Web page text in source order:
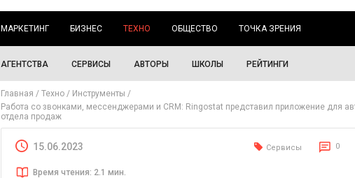
МАРКЕТИНГ БИЗНЕС ТЕХНО ОБЩЕСТВО ТОЧКА ЗРЕНИЯ
АГЕНТСТВА СЕРВИСЫ АВТОРЫ ШКОЛЫ РЕЙТИНГИ
Главная Техно
Инструменты
Работа со звонками, мессенджерами и CRM: Ringostat представил приложение для
отдела продаж
15.06.2023 Сервисы 0
Время чтения: 2.1 мин.